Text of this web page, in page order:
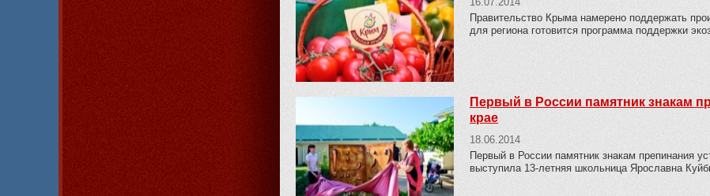
Правительство Крыма намерено поддержать
для региона готовится программа поддержки
Первый в России памятник знакам
крае
18.06.2014
Первый в России памятник знакам препинания
выступила 13-летняя школьница Ярославна